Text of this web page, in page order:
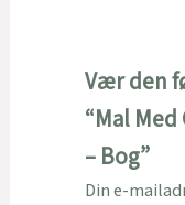
Vær den
“Mal
– Bog”
Din e-